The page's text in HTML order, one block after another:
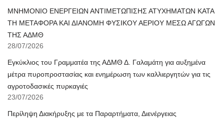
ΜΝΗΜΟΝΙΟ ΕΝΕΡΓΕΙΩΝ ΑΝΤΙΜΕΤΩΠΙΣΗΣ ΑΤΥΧΗΜΑΤΩΝ ΚΑΤΑ
ΤΗ ΜΕΤΑΦΟΡΑ ΚΑΙ ΔΙΑΝΟΜΗ ΦΥΣΙΚΟΥ ΑΕΡΙΟΥ ΜΕΣΩ ΑΓΩΓΩΝ
ΤΗΣ ΑΔΜΘ
28/07/2026
Εγκύκλιος του Γραμματέα της ΑΔΜΘ Δ. Γαλαμάτη για αυξημένα
μέτρα πυροπροστασίας και ενημέρωση των καλλιεργητών για τις
αγροτοδασικές πυρκαγιές
23/07/2026
Περίληψη Διακήρυξης με τα Παραρτήματα, Διενέργειας